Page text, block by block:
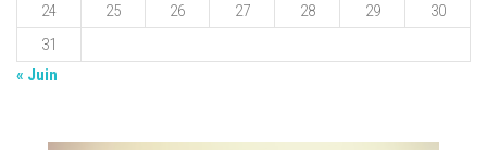
24
25 26 27 28 29
30
31
« Juin